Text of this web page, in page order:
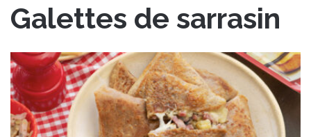
Galettes de sarrasin